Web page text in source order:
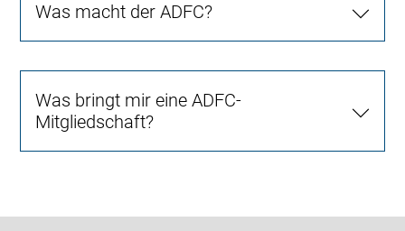
Was macht der ADFC?
Was bringt mir eine ADFC-
Mitgliedschaft?